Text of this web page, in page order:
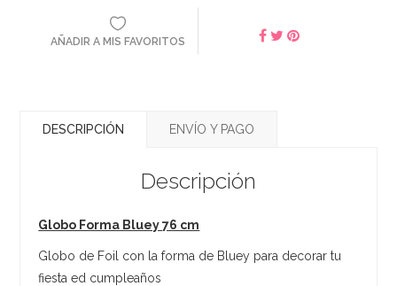
AÑADIR A MIS FAVORITOS
DESCRIPCIÓN ENVÍO Y PAGO
Descripción
Globo Forma Bluey 76 cm
Globo de Foil con la forma de Bluey para decorar tu
fiesta ed cumpleaños